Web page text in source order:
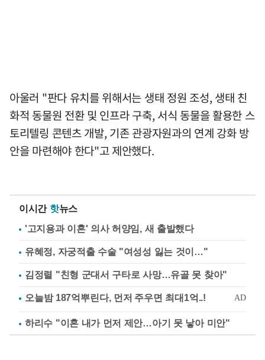
아울러 "판다 유치를 위해서는 생태 정원 조성, 생태 친
화적 동물원 전환 및 인프라 구축, 서식 동물을 활용한 스
토리텔링 콘텐츠 개발, 기존 관광자원과의 연계 강화 방
안을 마련해야 한다"고 제안했다.
이시간 핫뉴스
'고지용과 이혼' 의사 허양임, 새 출발했다
유혜정, 자궁적출 수술 "여성성 잃는 것이…"
김정렬 "친형 군대서 구타로 사망…유골 못 찾아"
하리수 "이혼 내가 먼저 제안…아기 못 낳아 미안"